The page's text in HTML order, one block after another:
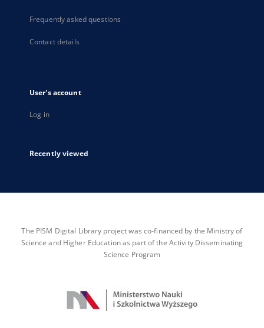
Frequently asked questions
Contact details
User's account
Log in
Recently viewed
The PISM Digital Library project was co-financed by the Ministry of
Science and Higher Education as part of the Activity Disseminating
Science Program